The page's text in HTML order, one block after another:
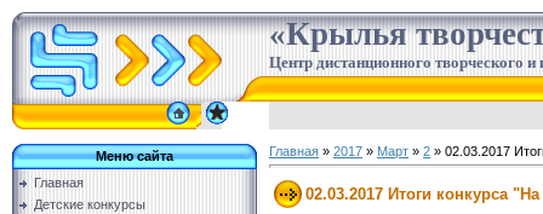
«Крылья
Центр дистанционного творческого и
Меню сайта
Главная
Детские конкурсы
Главная » 2017 » Март » 2 » 02.03.2017
02.03.2017 Итоги конкурса